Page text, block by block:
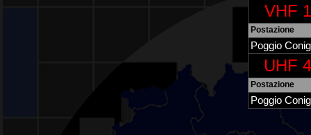
VHF
Postazione
Poggio
UHF
Postazione
Poggio